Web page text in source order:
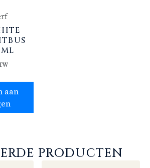
aan
PRODUCTEN